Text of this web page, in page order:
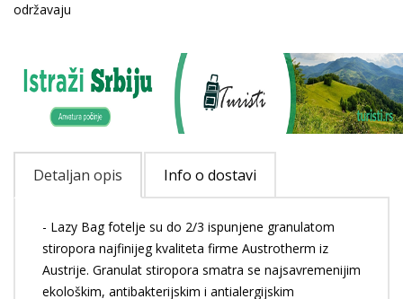
održavaju
Detaljan opis Info o dostavi
- Lazy Bag fotelje su do 2/3 ispunjene granulatom
stiropora najfinijeg kvaliteta firme Austrotherm iz
Austrije. Granulat stiropora smatra se najsavremenijim
ekološkim, antibakterijskim i antialergijskim